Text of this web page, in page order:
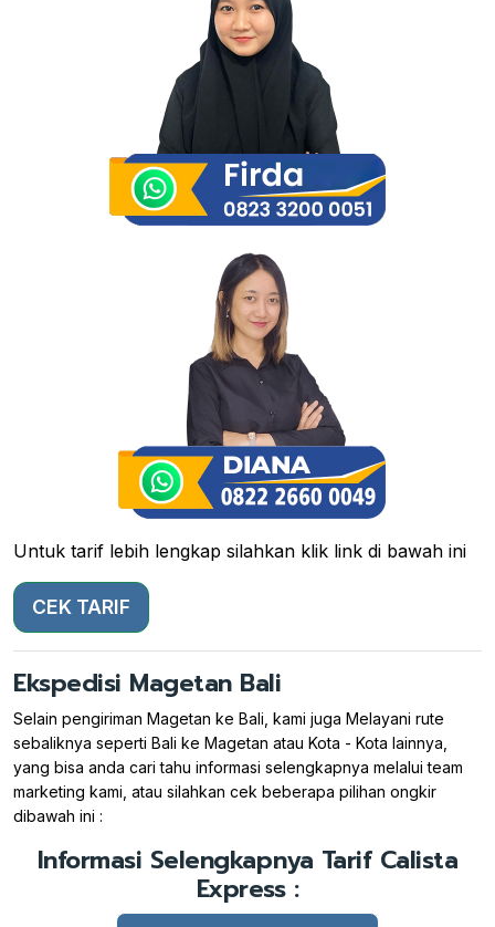
Untuk tarif lebih lengkap silahkan klik link di bawah ini
CEK TARIF
Ekspedisi Magetan Bali
Selain pengiriman Magetan ke Bali, kami juga Melayani rute
sebaliknya seperti Bali ke Magetan atau Kota - Kota lainnya,
yang bisa anda cari tahu informasi selengkapnya melalui team
marketing kami, atau silahkan cek beberapa pilihan ongkir
dibawah ini :
Informasi Selengkapnya Tarif Calista
Express :